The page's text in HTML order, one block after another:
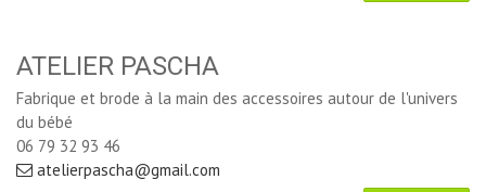
ATELIER PASCHA
Fabrique et brode à la main des accessoires autour de l'univers
du bébé
06 79 32 93 46
atelierpascha@gmail.com